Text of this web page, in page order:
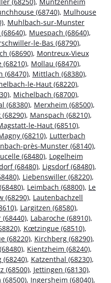
(68740), Mulhouse
, Muhlbach-sur-Munster
, Muespach (68640),
le-Bas (68790),
(68690), Montreux-Vieux
(68210), Mollau (68470),
(68470), Mittlach (68380),
le-Haut (68220),
, Michelbach (68700),
(68380), Merxheim (68500),
, Manspach (68210),
le-Haut (68510),
(68210), Lutterbach
près-Munster (68140),
(68480), Logelheim
(68480), Ligsdorf (68480),
, Liebenswiller (68220),
, Leimbach (68800), Le
(68290), Lautenbachzell
, Largitzen (68580),
(68440), Labaroche (68910),
, Kœtzingue (68510),
(68220), Kirchberg (68290),
, Kientzheim (68240),
(68240), Katzenthal (68230),
(68500), Jettingen (68130),
, Ingersheim (68040),